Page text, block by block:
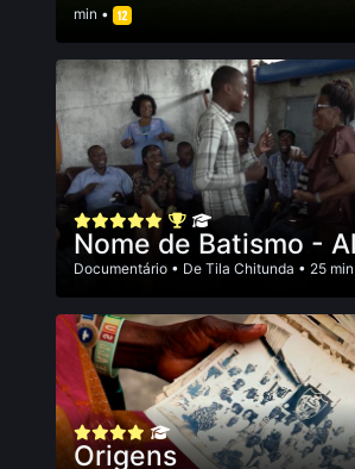
min •
Nome de Batismo -
Documentário • De Tila Chitunda • 25
Origens